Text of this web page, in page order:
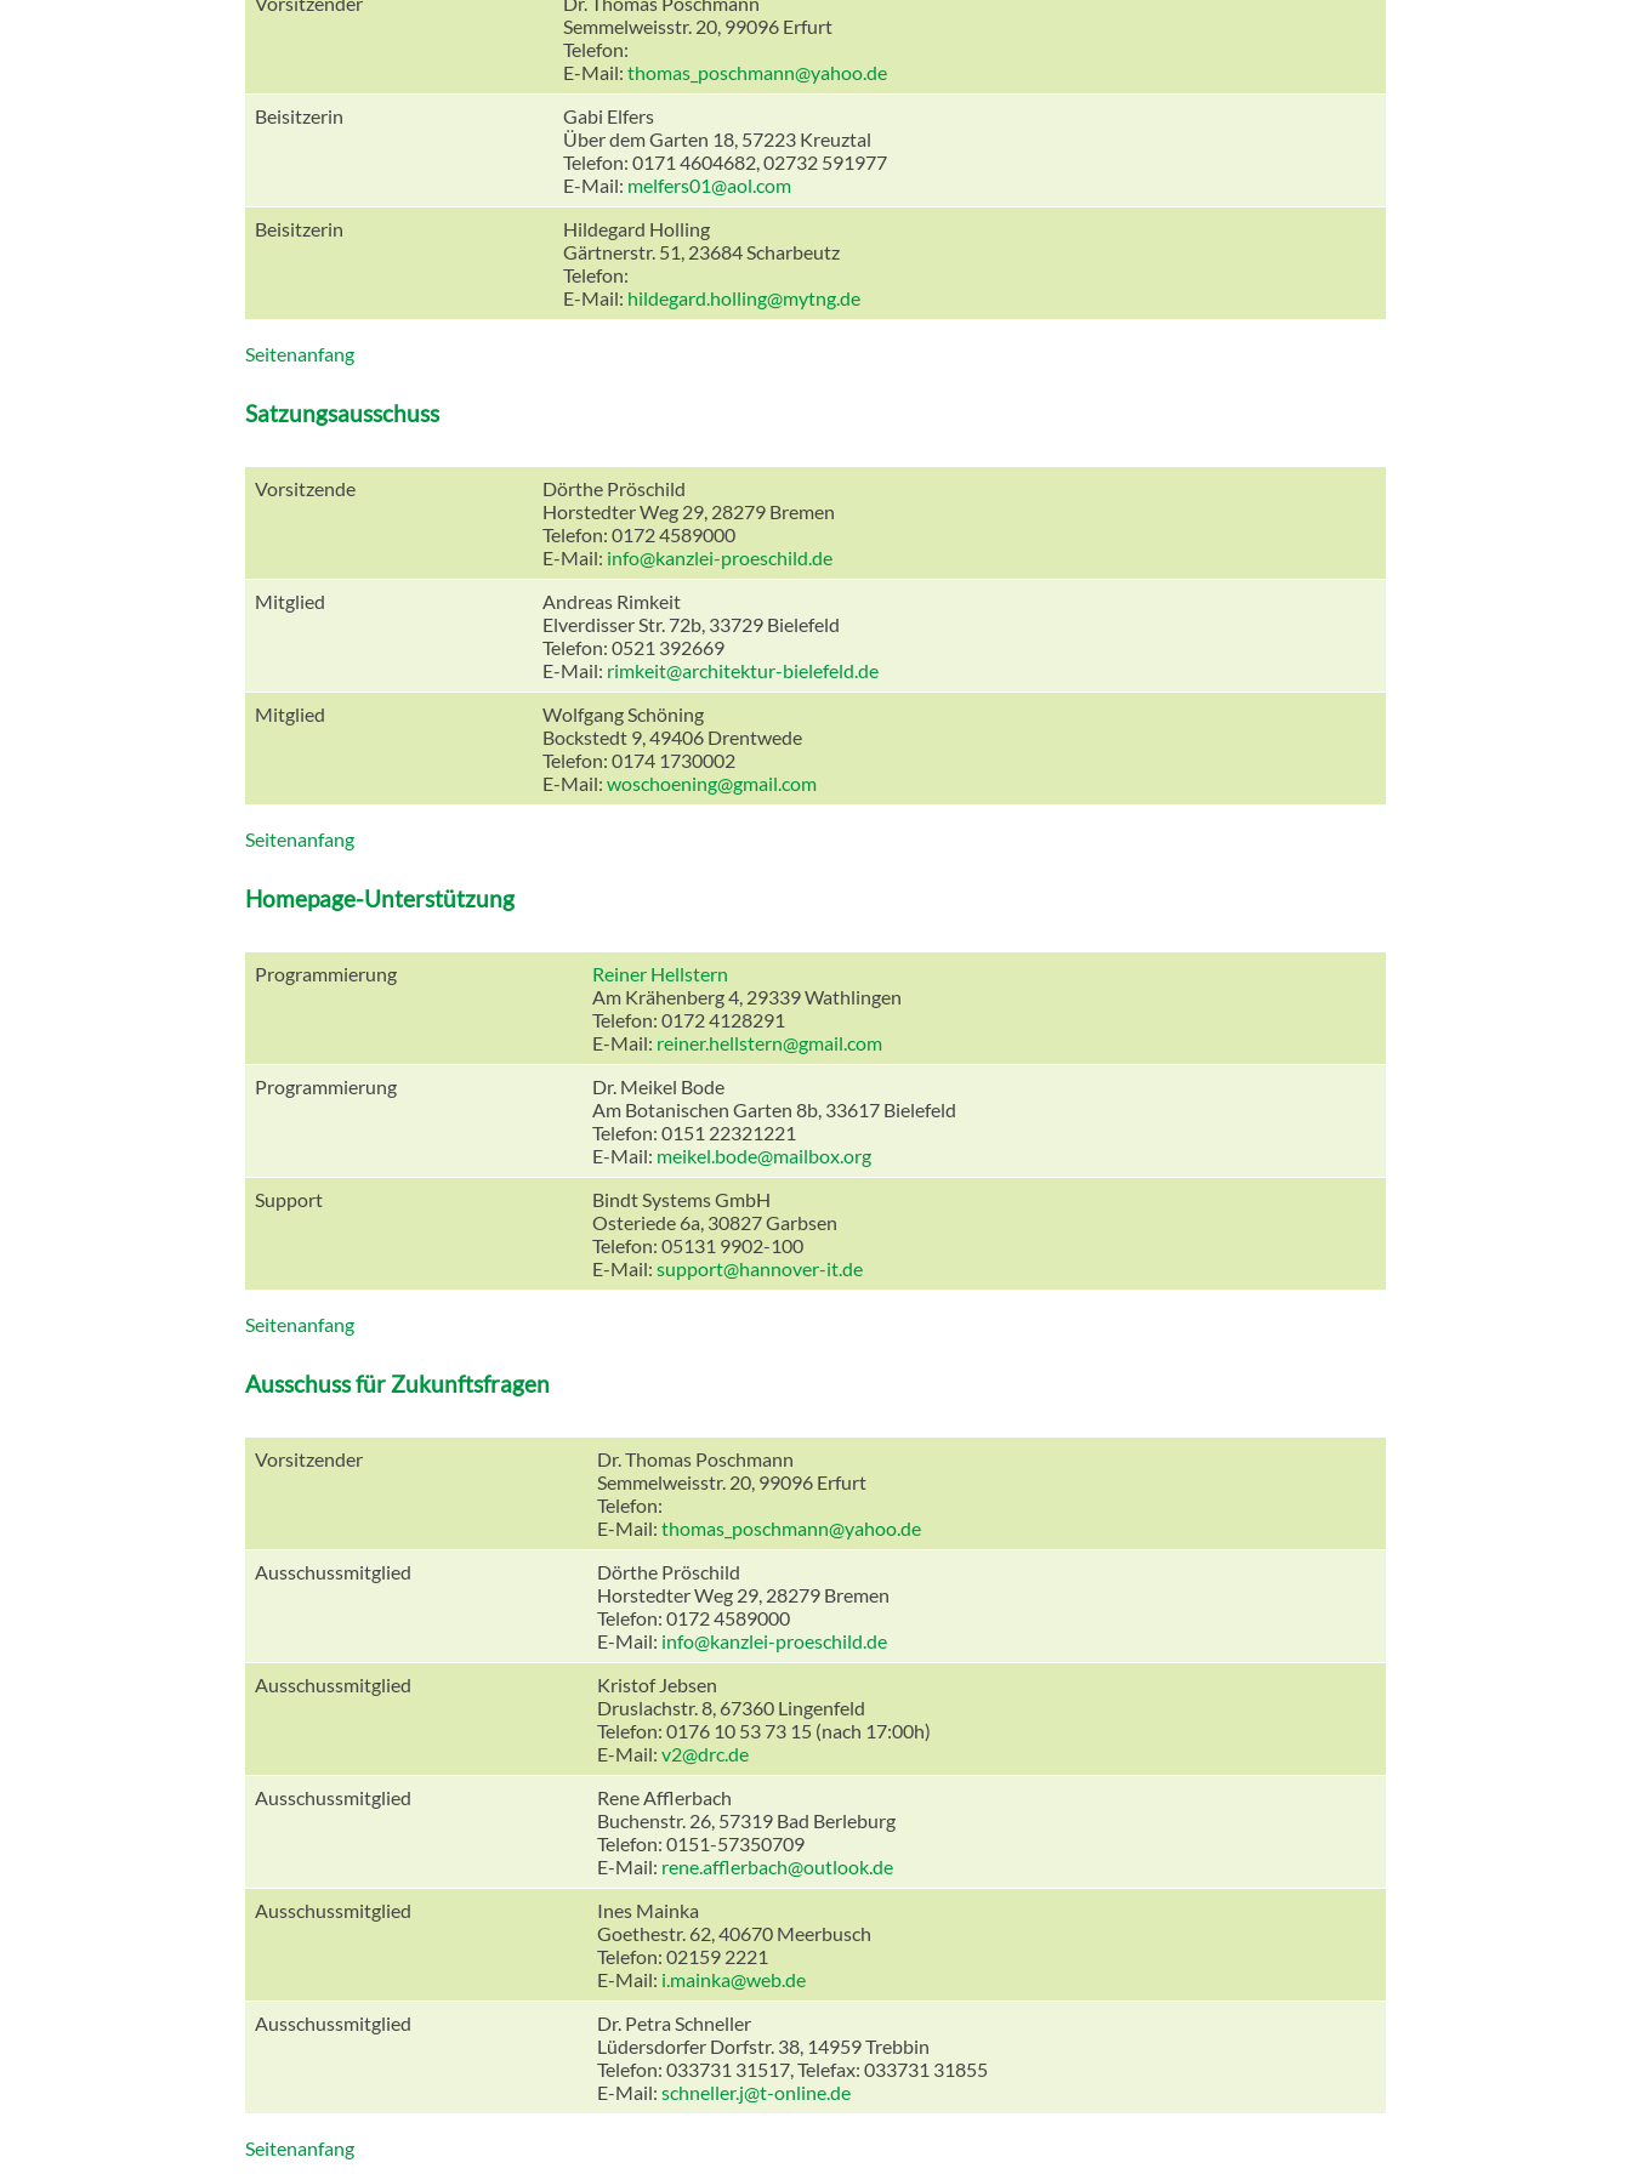
Semmelweisstr. 20, 99096 Erfurt
Telefon:
E-Mail: thomas_poschmann@yahoo.de
Beisitzerin
Gabi Elfers
Über dem Garten 18, 57223 Kreuztal
Telefon: 0171 4604682, 02732 591977
E-Mail: melfers01@aol.com
Beisitzerin
Hildegard Holling
Gärtnerstr. 51, 23684 Scharbeutz
Telefon:
E-Mail: hildegard.holling@mytng.de
Seitenanfang
Satzungsausschuss
Vorsitzende
Dörthe Pröschild
Horstedter Weg 29, 28279 Bremen
Telefon: 0172 4589000
E-Mail: info@kanzlei-proeschild.de
Mitglied
Andreas Rimkeit
Elverdisser Str. 72b, 33729 Bielefeld
Telefon: 0521 392669
E-Mail: rimkeit@architektur-bielefeld.de
Mitglied
Wolfgang Schöning
Bockstedt 9, 49406 Drentwede
Telefon: 0174 1730002
E-Mail: woschoening@gmail.com
Seitenanfang
Homepage-Unterstützung
Programmierung
Reiner Hellstern
Am Krähenberg 4, 29339 Wathlingen
Telefon: 0172 4128291
E-Mail: reiner.hellstern@gmail.com
Programmierung
Dr. Meikel Bode
Am Botanischen Garten 8b, 33617 Bielefeld
Telefon: 0151 22321221
E-Mail: meikel.bode@mailbox.org
Support
Bindt Systems GmbH
Osteriede 6a, 30827 Garbsen
Telefon: 05131 9902-100
E-Mail: support@hannover-it.de
Seitenanfang
Ausschuss für Zukunftsfragen
Vorsitzender
Dr. Thomas Poschmann
Semmelweisstr. 20, 99096 Erfurt
Telefon:
E-Mail: thomas_poschmann@yahoo.de
Ausschussmitglied
Dörthe Pröschild
Horstedter Weg 29, 28279 Bremen
Telefon: 0172 4589000
E-Mail: info@kanzlei-proeschild.de
Ausschussmitglied
Kristof Jebsen
Druslachstr. 8, 67360 Lingenfeld
Telefon: 0176 10 53 73 15 (nach 17:00h)
E-Mail: v2@drc.de
Ausschussmitglied
Rene Afflerbach
Buchenstr. 26, 57319 Bad Berleburg
Telefon: 0151-57350709
E-Mail: rene.afflerbach@outlook.de
Ausschussmitglied
Ines Mainka
Goethestr. 62, 40670 Meerbusch
Telefon: 02159 2221
E-Mail: i.mainka@web.de
Ausschussmitglied
Dr. Petra Schneller
Lüdersdorfer Dorfstr. 38, 14959 Trebbin
Telefon: 033731 31517, Telefax: 033731 31855
E-Mail: schneller.j@t-online.de
Seitenanfang